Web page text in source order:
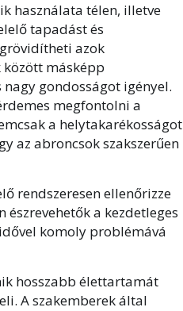
használata télen, illetve
tapadást és
azok
másképp
gondosságot igényel.
megfontolni a
a helytakarékosságot
az abroncsok szakszerűen
rendszeresen ellenőrizze
a kezdetleges
komoly problémává
hosszabb élettartamát
A szakemberek által